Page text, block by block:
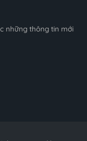
những thông tin mới